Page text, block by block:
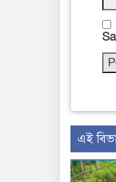
এই